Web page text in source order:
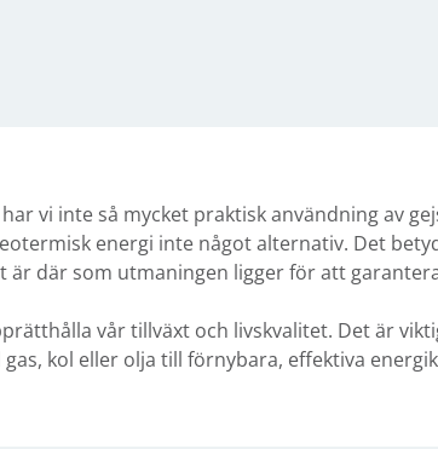
vi inte så mycket praktisk användning av
energi inte något alternativ. Det
är där som utmaningen ligger för att
vår tillväxt och livskvalitet. Det är
kol eller olja till förnybara, effektiva